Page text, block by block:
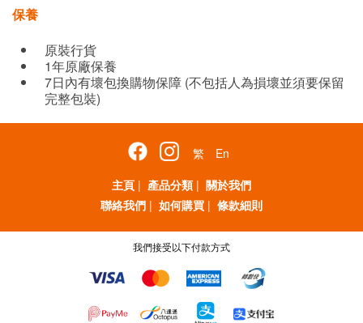
保養
原裝行貨
1年原廠保養
7日內有壞包換購物保障 (不包括人為損壞並須要保留
完整包裝)
繁
En
主頁 | 產品分類 | 關於我們
聯絡我們 | 如何購買 | 條款細則
我們接受以下付款方式